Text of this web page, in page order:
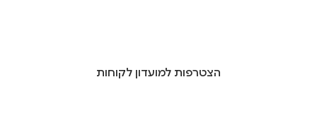
הצטרפות למועדון לקוחות